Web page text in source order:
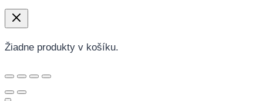
Žiadne produkty v košíku.